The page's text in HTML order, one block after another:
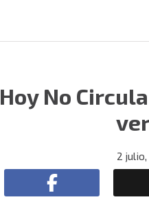
Hoy No
2